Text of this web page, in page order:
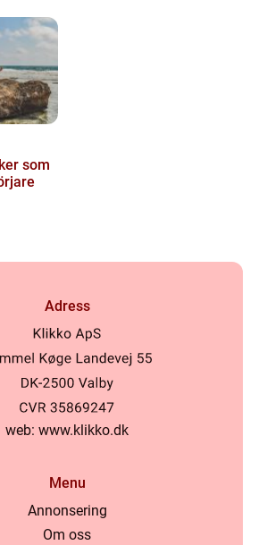
som
Adress
web: www.klikko.dk
Menu
Annonsering
Om oss